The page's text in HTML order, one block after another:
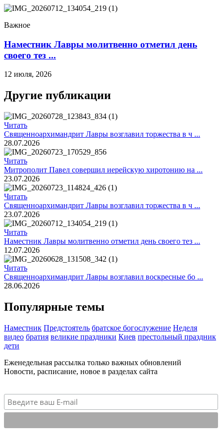
Важное
Наместник Лавры молитвенно отметил день
своего тез ...
12 июля, 2026
Другие публикации
Читать
Священноархимандрит Лавры возглавил торжества в ч ...
28.07.2026
Читать
Митрополит Павел совершил иерейскую хиротонию на ...
23.07.2026
Читать
Священноархимандрит Лавры возглавил торжества в ч ...
23.07.2026
Читать
Наместник Лавры молитвенно отметил день своего тез ...
12.07.2026
Читать
Священноархимандрит Лавры возглавил воскресные бо ...
28.06.2026
Популярные темы
Наместник Предстоятель братское богослужение Неделя
видео братия великие праздники Киев престольный праздник
дети
Еженедельная рассылка только важных обновлений
Новости, расписание, новое в разделах сайта